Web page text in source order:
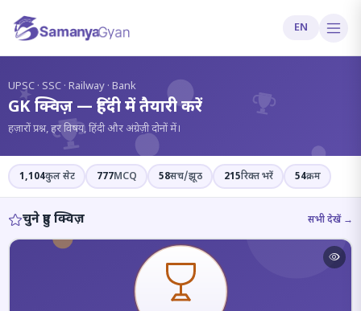
EN
?
UPSC · SSC · Railway · Bank
GK क्विज़ — हिंदी में तैयारी करें
हज़ारों प्रश्न, हर विषय, हिंदी और अंग्रेज़ी दोनों में।
1,104कुल सेट 777MCQ 58सच/झूठ 215रिक्त भरें 54क्रम
चुने हुए क्विज़ सभी देखें →